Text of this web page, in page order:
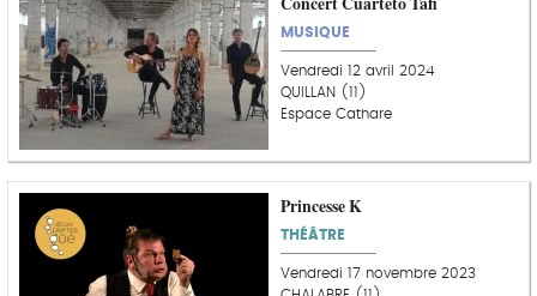
MUSIQUE
Vendredi 12 avril 2024
QUILLAN (11)
Espace Cathare
Princesse K
THÉÂTRE
Vendredi 17 novembre 2023